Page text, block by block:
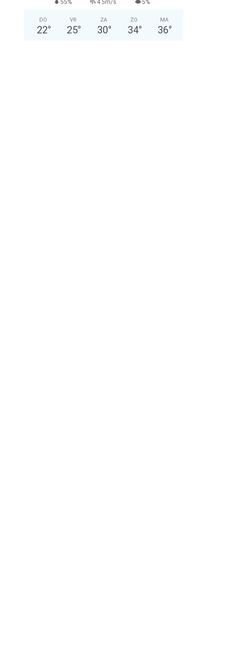
55% 4.5m/s 5%
DO
22°
VR
25°
ZA
30°
ZO
34°
MA
36°